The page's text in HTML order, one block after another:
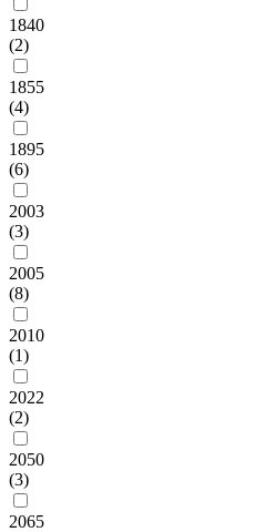
1840
(2)
1855
(4)
1895
(6)
2003
(3)
2005
(8)
2010
(1)
2022
(2)
2050
(3)
2065